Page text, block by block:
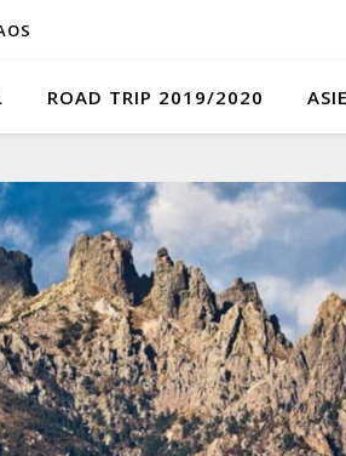
ROAD TRIP 2019/2020